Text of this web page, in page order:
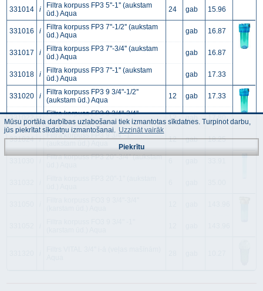
331014 i
Filtra korpuss FP3 5''-1'' (aukstam
ūd.) Aqua
24 gab 15.96
331016 i
Filtra korpuss FP3 7''-1/2'' (aukstam
ūd.) Aqua
gab 16.87
331017 i
Filtra korpuss FP3 7''-3/4'' (aukstam
ūd.) Aqua
gab 16.87
331018 i
Filtra korpuss FP3 7''-1'' (aukstam
ūd.) Aqua
gab 17.33
331020 i
Filtra korpuss FP3 9 3/4"-1/2''
(aukstam ūd.) Aqua
12 gab 17.33
331022 i
Filtra korpuss FP3 9 3/4"-3/4''
(aukstam ūd.) Aqua
12 gab 17.80
331024 i
Filtra korpuss FP3 9 3/4"-1''
12 gab 18.25
Filtra korpuss FP3 20''-3/4'' (aukstam
Mūsu portāla darbības uzlabošanai tiek izmantotas sīkdatnes. Turpinot darbu,
jūs piekrītat sīkdatņu izmantošanai. Uzzināt vairāk
Piekrītu